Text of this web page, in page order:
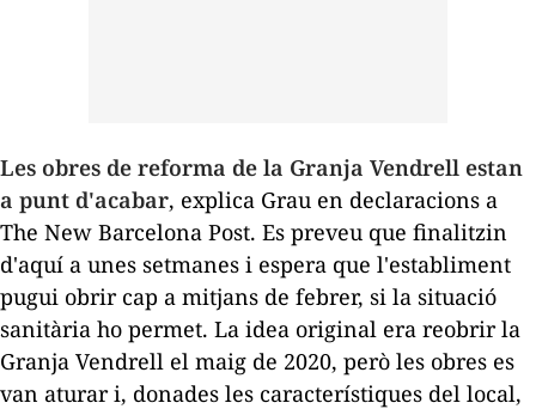
Les obres de reforma de la Granja Vendrell estan
a punt d'acabar, explica Grau en declaracions a
The New Barcelona Post. Es preveu que finalitzin
d'aquí a unes setmanes i espera que l'establiment
pugui obrir cap a mitjans de febrer, si la situació
sanitària ho permet. La idea original era reobrir la
Granja Vendrell el maig de 2020, però les obres es
van aturar i, donades les característiques del local,